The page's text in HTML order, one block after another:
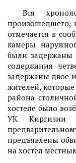
Вся
произошедшего,
отмечается в
камеры
были задержаны
содержания
задержаны двое
жителей,
района
хостеле было
УК Киргизии
предъявлены
на хостел